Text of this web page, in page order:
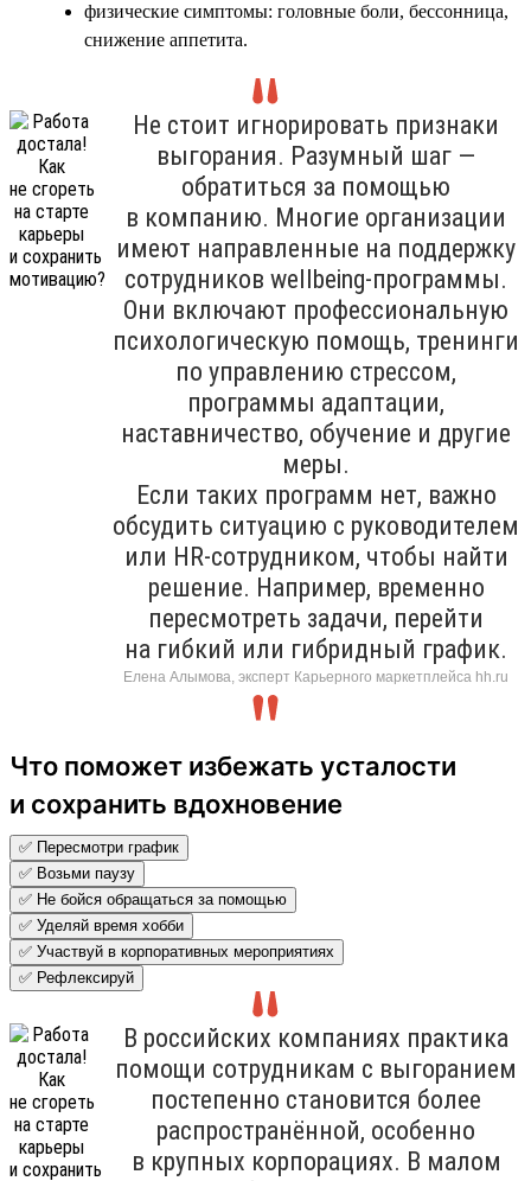
физические симптомы: головные боли, бессонница,
снижение аппетита.
Не стоит игнорировать признаки
выгорания. Разумный шаг —
обратиться за помощью
в компанию. Многие организации
имеют направленные на поддержку
сотрудников wellbeing-программы.
Они включают профессиональную
психологическую помощь, тренинги
по управлению стрессом,
программы адаптации,
наставничество, обучение и другие
меры.
Если таких программ нет, важно
обсудить ситуацию с руководителем
или HR-сотрудником, чтобы найти
решение. Например, временно
пересмотреть задачи, перейти
на гибкий или гибридный график.
Елена Алымова, эксперт Карьерного маркетплейса hh.ru
Что поможет избежать усталости
и сохранить вдохновение
✅ Пересмотри график
✅ Возьми паузу
✅ Не бойся обращаться за помощью
✅ Уделяй время хобби
✅ Участвуй в корпоративных мероприятиях
✅ Рефлексируй
В российских компаниях практика
помощи сотрудникам с выгоранием
постепенно становится более
распространённой, особенно
в крупных корпорациях. В малом